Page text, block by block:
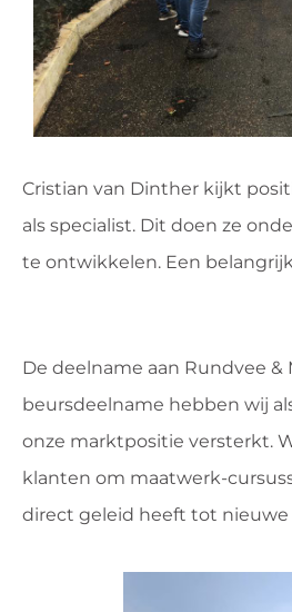
Cristian van Dinther kijkt
als specialist. Dit doen ze
te ontwikkelen. Een
De deelname aan Rundvee &
beursdeelname hebben wij
onze marktpositie versterkt.
klanten om maatwerk-
direct geleid heeft tot nieuwe